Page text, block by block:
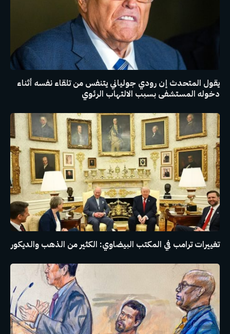
يقول المتحدث إن رودي جولياني يتنفس من تلقاء نفسه أثناء
دخوله المستشفى بسبب الالتهاب الرئوي
تغييرات ترامب في المكتب البيضاوي: الكثير من الذهب والديكور